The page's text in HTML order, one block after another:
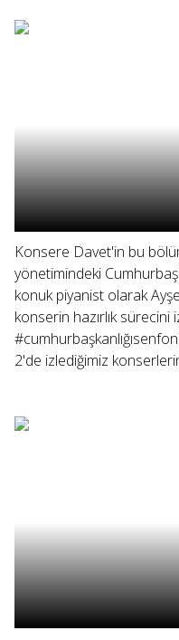
Konsere Davet'in bu
yönetimindeki
konuk piyanist olarak
konserin hazırlık sürecini
2'de izlediğimiz